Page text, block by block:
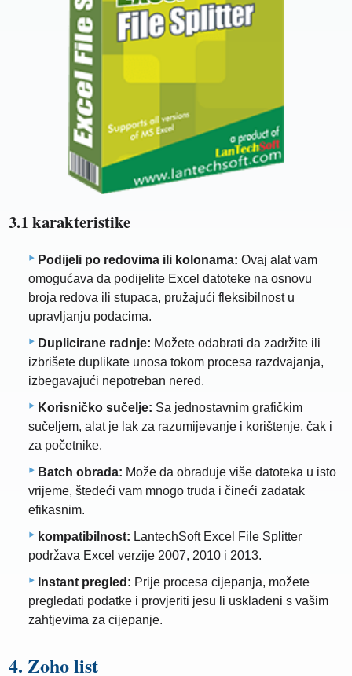
3.1 karakteristike
Podijeli po redovima ili kolonama: Ovaj alat vam
omogućava da podijelite Excel datoteke na osnovu
broja redova ili stupaca, pružajući fleksibilnost u
upravljanju podacima.
Duplicirane radnje: Možete odabrati da zadržite ili
izbrišete duplikate unosa tokom procesa razdvajanja,
izbegavajući nepotreban nered.
Korisničko sučelje: Sa jednostavnim grafičkim
sučeljem, alat je lak za razumijevanje i korištenje, čak i
za početnike.
Batch obrada: Može da obrađuje više datoteka u isto
vrijeme, štedeći vam mnogo truda i čineći zadatak
efikasnim.
kompatibilnost: LantechSoft Excel File Splitter
podržava Excel verzije 2007, 2010 i 2013.
Instant pregled: Prije procesa cijepanja, možete
pregledati podatke i provjeriti jesu li usklađeni s vašim
zahtjevima za cijepanje.
4. Zoho list